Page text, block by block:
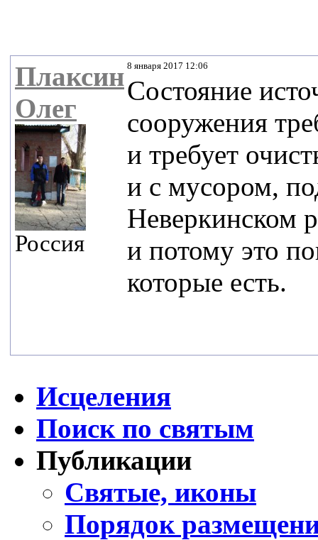
Плаксин
Олег
Россия
8 января 2017 12:06
Состояние
сооружения
и требует
и с мусором,
Неверкинском
и потому это
которые есть.
Исцеления
Поиск по святым
Публикации
Святые, иконы
Порядок